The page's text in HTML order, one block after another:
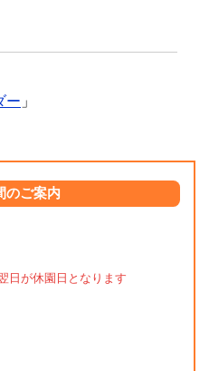
ー 」
のご案内
日が休園日となります